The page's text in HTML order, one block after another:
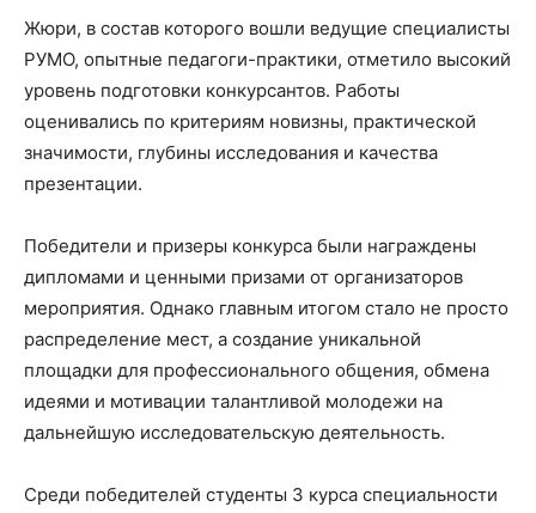
Жюри, в состав которого вошли ведущие специалисты
РУМО, опытные педагоги-практики, отметило высокий
уровень подготовки конкурсантов. Работы
оценивались по критериям новизны, практической
значимости, глубины исследования и качества
презентации.
Победители и призеры конкурса были награждены
дипломами и ценными призами от организаторов
мероприятия. Однако главным итогом стало не просто
распределение мест, а создание уникальной
площадки для профессионального общения, обмена
идеями и мотивации талантливой молодежи на
дальнейшую исследовательскую деятельность.
Среди победителей студенты 3 курса специальности